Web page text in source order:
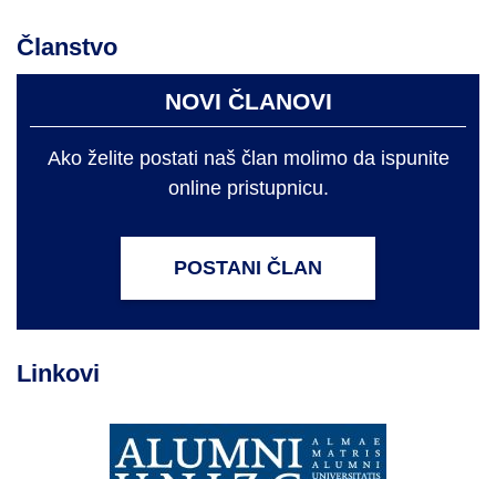
Članstvo
NOVI ČLANOVI
Ako želite postati naš član molimo da ispunite
online pristupnicu.
POSTANI ČLAN
Linkovi